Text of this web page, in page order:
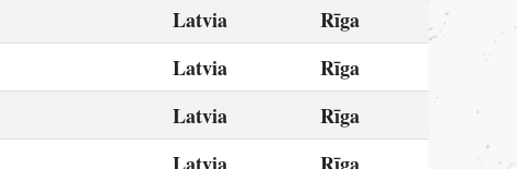
Latvia
Rīga
Latvia
Rīga
Latvia
Rīga